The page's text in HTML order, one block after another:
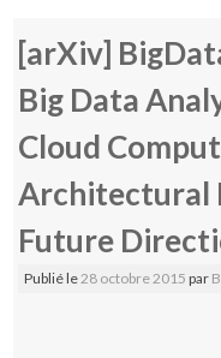
[arXiv]
Big Data
Cloud
Architectural
Future
Publié le 28 octobre 2015 par